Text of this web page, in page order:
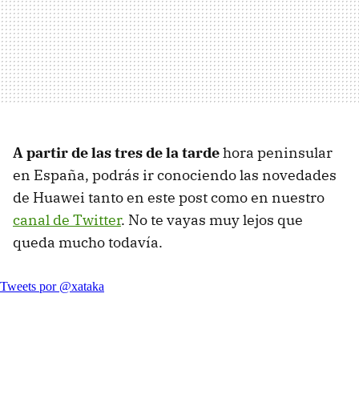
A partir de las tres de la tardehora peninsular
en España, podrás ir conociendo las novedades
de Huawei tanto en este post como en nuestro
canal de Twitter. No te vayas muy lejos que
queda mucho todavía.